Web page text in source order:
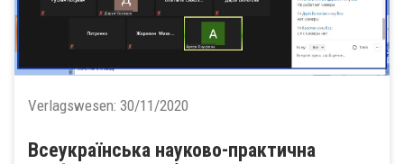
Verlagswesen: 30/11/2020
Всеукраїнська науково-практична